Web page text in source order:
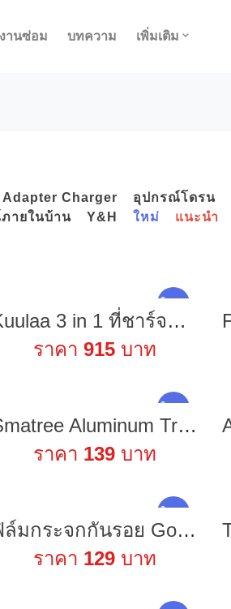
านซ่อม บทความ เพิ่มเติม
Adapter Charger อุปกรณ์โดรน
ายในบ้าน Y&H ใหม่ แนะนำ
Kuulaa 3 in 1 ที่ชาร์จแม่เหล็กไร้สาย 15W พับได้ สําหรับ iPhone AirPods 3 2 Pro Apple Watches 360° ขาตั้งโทรศัพท์มือถือ โลหะผสมสังกะสี พกพาง่าย สําหรับ iPhone 15 14 13 12 Android
ราคา 915บาท
Smatree Aluminum Tripod Mount Adapter อุปกรณ์ต่อขาตั้งกล้อง for GoPro / DJI / Insta360 / SJCAM / Xiaomi l Action Camera
ราคา 139บาท
ฟิล์มกระจกกันรอย Gopro12 Gopro 8 / 9 / 10 / 11 / 12 ฟิล์มGOPRO Tempered Glass Protector
ราคา 129บาท